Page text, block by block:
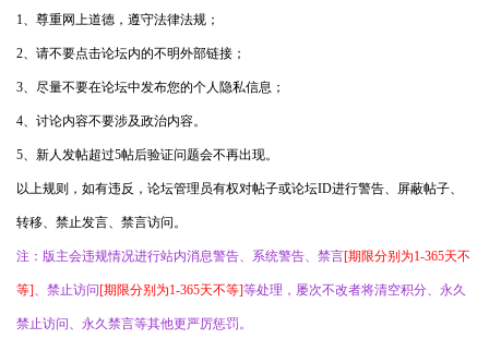
1、尊重网上道德，遵守法律法规；
2、请不要点击论坛内的不明外部链接；
3、尽量不要在论坛中发布您的个人隐私信息；
4、讨论内容不要涉及政治内容。
5、新人发帖超过5帖后验证问题会不再出现。
以上规则，如有违反，论坛管理员有权对帖子或论坛ID进行警告、屏蔽帖子、
转移、禁止发言、禁言访问。
注：版主会违规情况进行站内消息警告、系统警告、禁言[期限分别为1-365天不
等]、禁止访问 [期限分别为1-365天不等]等处理，屡次不改者将清空积分、永久
禁止访问、永久禁言等其他更严厉惩罚。